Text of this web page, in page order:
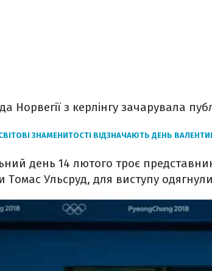
Норвегії з керлінгу зачарувала
ЗНАМЕНИТОСТІ ВІДЗНАЧАЮТЬ ДЕНЬ
день 14 лютого троє
Томас Ульсруд, для виступу